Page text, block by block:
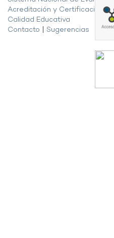
Acreditación y Certificación de
Calidad Educativa
Contacto
Sugerencias